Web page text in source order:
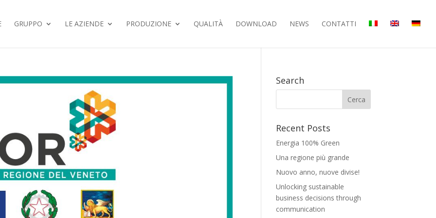
GRUPPO LE AZIENDE PRODUZIONE QUALITÀ DOWNLOAD NEWS CONTATTI
Search
Recent Posts
Energia 100% Green
Una regione più grande
Nuovo anno, nuove divise!
Unlocking sustainable
business decisions through
communication